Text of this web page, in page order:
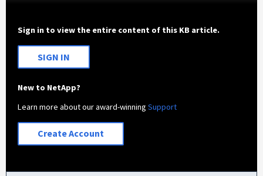
Sign in to view the entire content of this KB article.
SIGN IN
New to NetApp?
Learn more about our award-winningSupport
Create Account